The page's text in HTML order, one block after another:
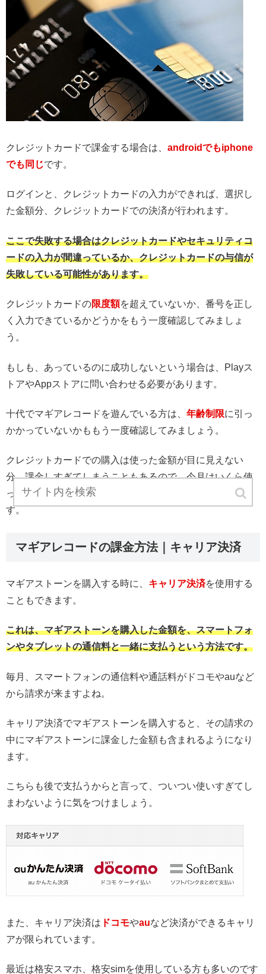
クレジットカードで課金する場合は、 androidでもiphone
でも同じです。
ログインと、クレジットカードの入力ができれば、選択し
た金額分、クレジットカードでの決済が行われます。
ここで失敗する場合はクレジットカードやセキュリティコ
ードの入力が間違っているか、クレジットカードの与信が
失敗している可能性があります。
クレジットカードの限度額を超えていないか、番号を正し
く入力できているかどうかをもう一度確認してみましょ
う。
もしも、あっているのに成功しないという場合は、Playス
トアやAppストアに問い合わせる必要があります。
十代でマギアレコードを遊んでいる方は、 年齢制限に引っ
かかっていないかももう一度確認してみましょう。
クレジットカードでの購入は使った金額が目に見えない
分、課金しすぎてしまうこともあるので、今月はいくら使
ったのか、しっかりと把握しておくことをおすすめしま
す。
マギアレコードの課金方法｜キャリア決済
マギアストーンを購入する時に、 キャリア決済を使用する
こともできます。
これは、マギアストーンを購入した金額を、スマートフォ
ンやタブレットの通信料と一緒に支払うという方法です。
毎月、スマートフォンの通信料や通話料がドコモやauなど
から請求が来ますよね。
キャリア決済でマギアストーンを購入すると、その請求の
中にマギアストーンに課金した金額も含まれるようになり
ます。
こちらも後で支払うからと言って、ついつい使いすぎてし
まわないように気をつけましょう。
また、キャリア決済は ドコモやauなど決済ができるキャリ
アが限られています。
最近は格安スマホ、格安simを使用している方も多いのです